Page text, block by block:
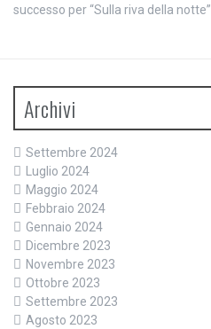
successo per “Sulla riva della notte”
Archivi
Settembre 2024
Luglio 2024
Maggio 2024
Febbraio 2024
Gennaio 2024
Dicembre 2023
Novembre 2023
Ottobre 2023
Settembre 2023
Agosto 2023